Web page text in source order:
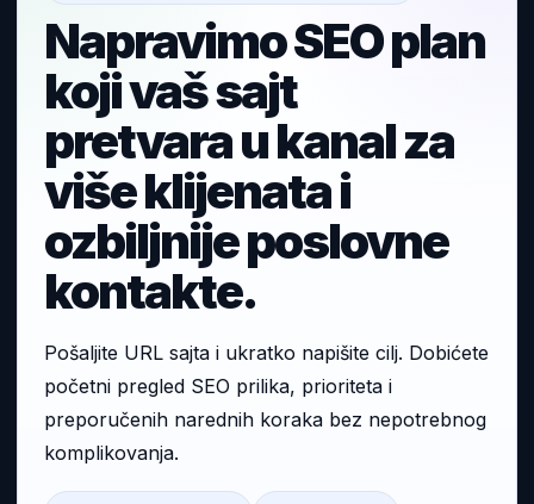
Napravimo SEO plan
koji vaš sajt
pretvara u kanal za
više klijenata i
ozbiljnije poslovne
kontakte.
Pošaljite URL sajta i ukratko napišite cilj. Dobićete
početni pregled SEO prilika, prioriteta i
preporučenih narednih koraka bez nepotrebnog
komplikovanja.